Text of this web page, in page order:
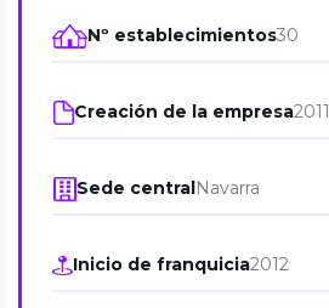
Nº establecimientos30
Creación de la empresa2011
Sede centralNavarra
Inicio de franquicia2012